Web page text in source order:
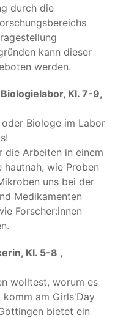
durch die
kann dieser
werden.
Kl. 7-9,
Biologe im Labor
die Arbeiten in einem
wie Proben
uns bei der
Medikamenten
Forscher:innen
Kl. 5-8 ,
wolltest, worum es
am Girls'Day
bietet ein